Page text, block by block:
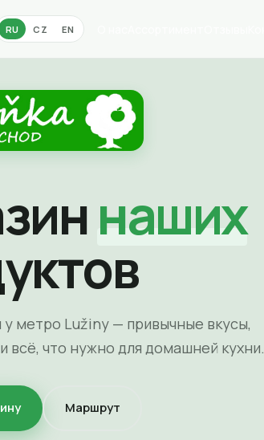
RU CZ EN
наших
метро Lužiny — привычные вкусы,
всё, что нужно для домашней кухни.
Маршрут